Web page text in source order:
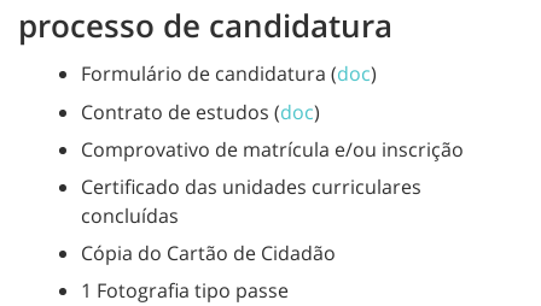
processo de candidatura
Formulário de candidatura (doc)
Contrato de estudos (doc)
Comprovativo de matrícula e/ou inscrição
Certificado das unidades curriculares
concluídas
Cópia do Cartão de Cidadão
1 Fotografia tipo passe